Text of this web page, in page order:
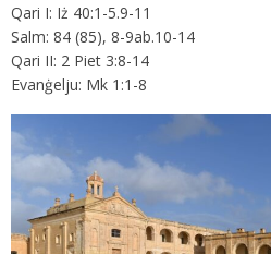
Qari I: Iż 40:1-5.9-11
Salm: 84 (85), 8-9ab.10-14
Qari II: 2 Piet 3:8-14
Evanġelju: Mk 1:1-8